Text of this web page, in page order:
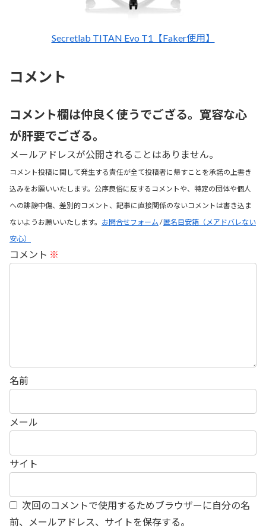
Secretlab TITAN Evo T1【Faker使用】
コメント
コメント欄は仲良く使うでござる。寛容な心
が肝要でござる。
メールアドレスが公開されることはありません。
コメント投稿に関して発生する責任が全て投稿者に帰すことを承諾の上書き
込みをお願いいたします。公序良俗に反するコメントや、特定の団体や個人
への誹謗中傷、差別的コメント、記事に直接関係のないコメントは書き込ま
ないようお願いいたします。 お問合せフォーム /匿名目安箱（メアドバレない
安心）
コメント ※
名前
メール
サイト
次回のコメントで使用するためブラウザーに自分の名
前、メールアドレス、サイトを保存する。